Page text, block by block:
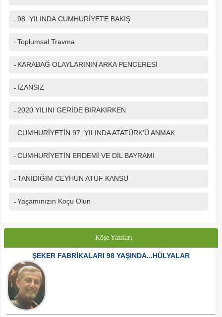
- 98. YILINDA CUMHURİYETE BAKIŞ
- Toplumsal Travma
- KARABAĞ OLAYLARININ ARKA PENCERESİ
- İZANSIZ
- 2020 YILINI GERİDE BIRAKIRKEN
- CUMHURİYETİN 97. YILINDA ATATÜRK'Ü ANMAK
- CUMHURİYETİN ERDEMİ VE DİL BAYRAMI
- TANIDIĞIM CEYHUN ATUF KANSU
- Yaşamınızın Koçu Olun
Köşe Yazıları
ŞEKER FABRİKALARI 98 YAŞINDA...HÜLYALAR